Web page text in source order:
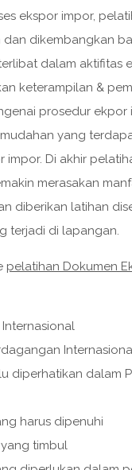
ekspor impor,
dan dikembangkan
dalam aktifitas
keterampilan &
prosedur ekpor
yang
impor. Di akhir
merasakan
diberikan latihan
terjadi di lapangan.
pelatihan Dokumen
diperhatikan dalam
harus dipenuhi
yang timbul